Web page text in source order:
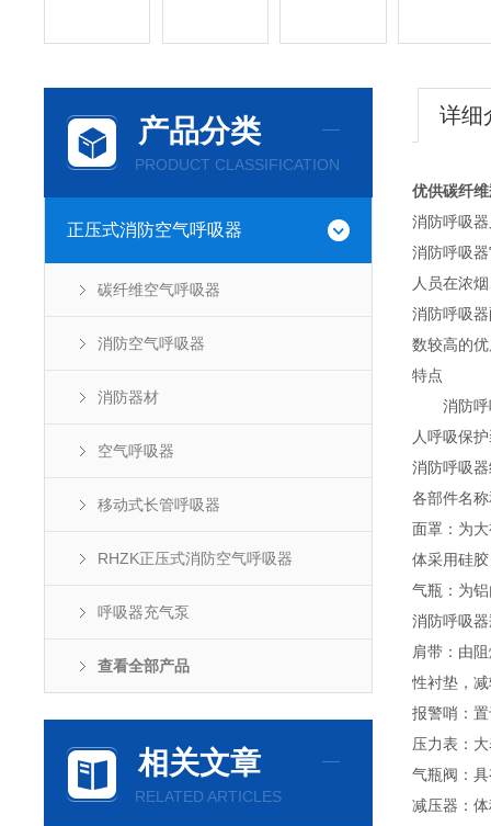
产品分类
PRODUCT CLASSIFICATION
正压式消防空气呼吸器
碳纤维空气呼吸器
消防空气呼吸器
消防器材
空气呼吸器
移动式长管呼吸器
RHZK正压式消防空气呼吸器
呼吸器充气泵
查看全部产品
相关文章
RELATED ARTICLES
详细
优供碳纤
消防呼吸
消防呼吸
人员在浓
消防呼吸
数较高的
特点
消防呼吸
人呼吸保
消防呼吸
各部件名
面罩：为
体采用硅
气瓶：为
消防呼吸
肩带：由
性衬垫，
报警哨：
压力表：
气瓶阀：
减压器：